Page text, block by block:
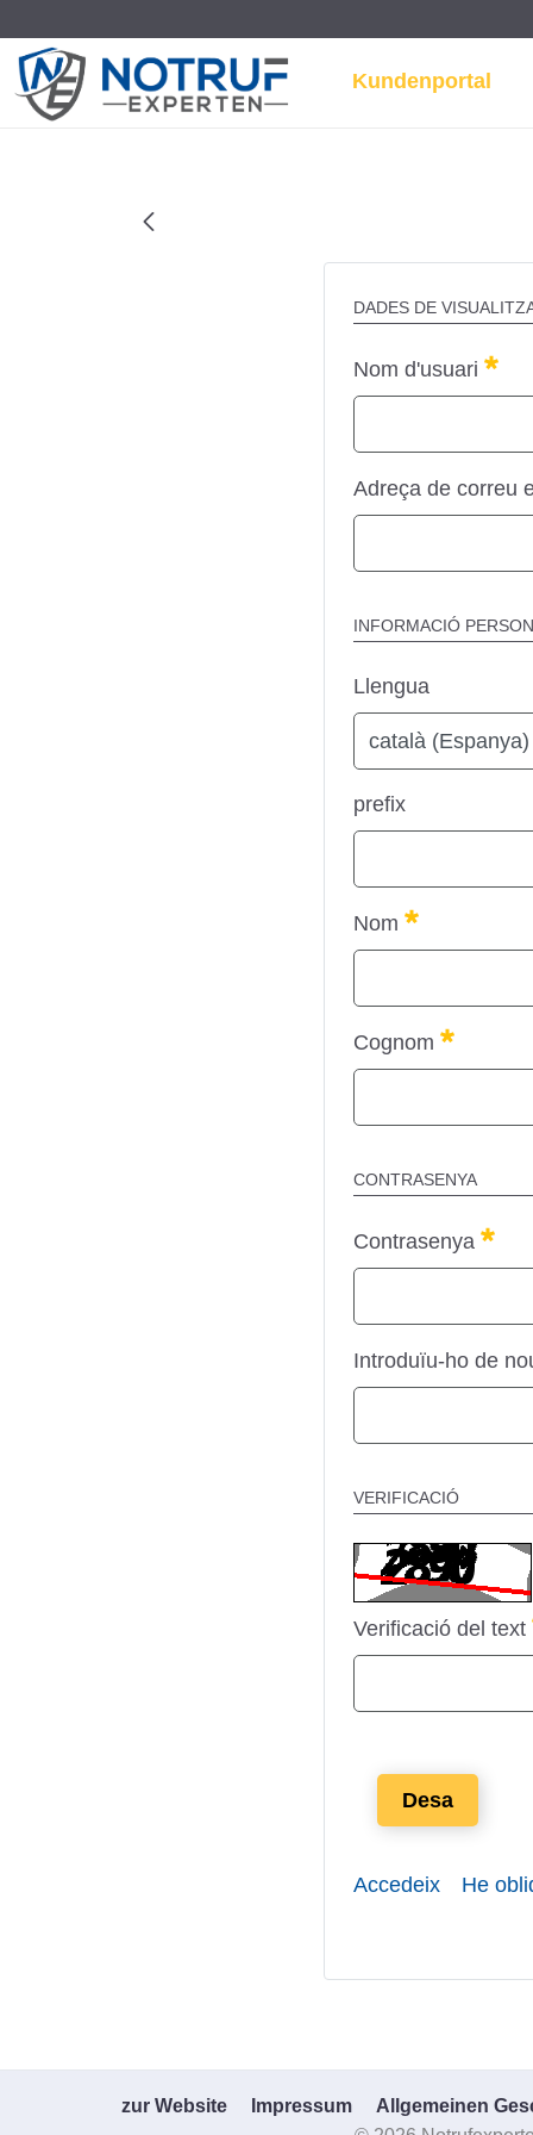
Kundenportal
DADES DE
Nom d'usuari
Adreça de correu
INFORMACIÓ
Llengua
prefix
Nom Obligatori
Cognom Obligatori
CONTRASENYA
Contrasenya
Introduïu-ho de
VERIFICACIÓ
Verificació del text
Desa
Accedeix He
zur Website Impressum Allgemeinen